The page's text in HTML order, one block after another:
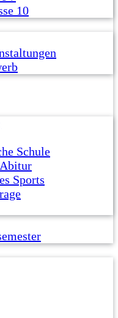
10
Schule
Sports